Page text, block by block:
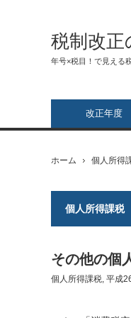
税制改正
年号×税目！で見える
改正年度
ホーム 個人所得
個人所得課税
その他の個
個人所得課税, 平成